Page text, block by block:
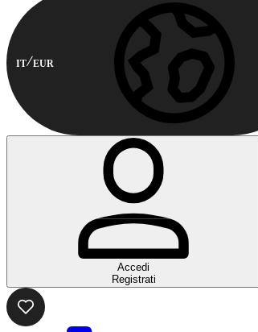
IT EUR
Accedi
Registrati